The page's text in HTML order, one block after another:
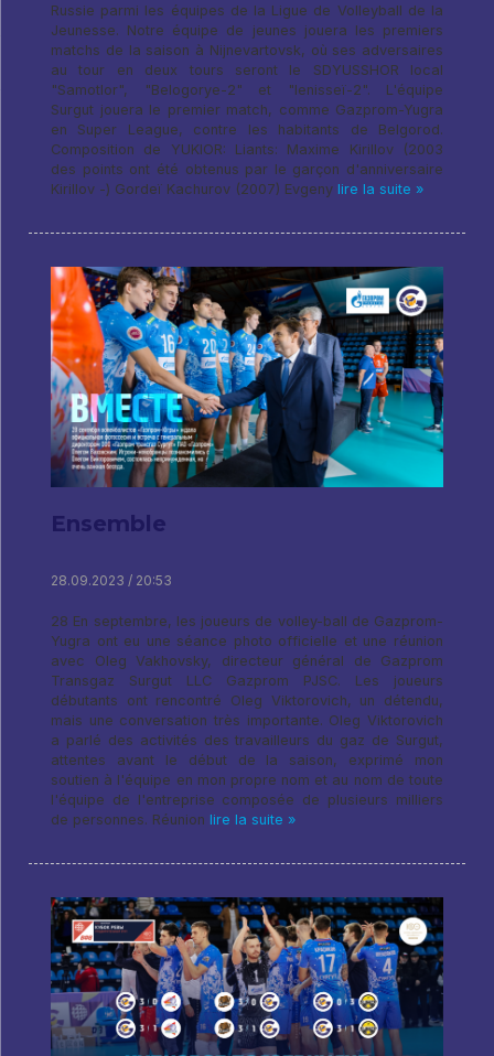
Russie parmi les équipes de la Ligue de Volleyball de la
Jeunesse. Notre équipe de jeunes jouera les premiers
matchs de la saison à Nijnevartovsk, où ses adversaires
au tour en deux tours seront le SDYUSSHOR local
"Samotlor", "Belogorye-2" et "Ienisseï-2". L'équipe
Surgut jouera le premier match, comme Gazprom-Yugra
en Super League, contre les habitants de Belgorod.
Composition de YUKIOR: Liants: Maxime Kirillov (2003
des points ont été obtenus par le garçon d'anniversaire
Kirillov -) Gordeï Kachurov (2007) Evgeny lire la suite »
Ensemble
28.09.2023 / 20:53
28 En septembre, les joueurs de volley-ball de Gazprom-
Yugra ont eu une séance photo officielle et une réunion
avec Oleg Vakhovsky, directeur général de Gazprom
Transgaz Surgut LLC Gazprom PJSC. Les joueurs
débutants ont rencontré Oleg Viktorovich, un détendu,
mais une conversation très importante. Oleg Viktorovich
a parlé des activités des travailleurs du gaz de Surgut,
attentes avant le début de la saison, exprimé mon
soutien à l'équipe en mon propre nom et au nom de toute
l'équipe de l'entreprise composée de plusieurs milliers
de personnes. Réunion lire la suite »